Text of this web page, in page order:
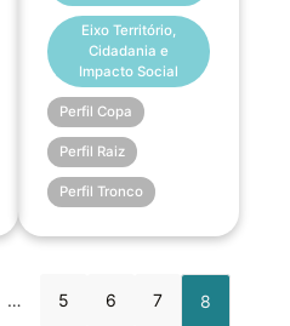
Eixo Território,
Cidadania e
Impacto Social
Perfil Copa
Perfil Raiz
Perfil Tronco
… 5 6 7 8